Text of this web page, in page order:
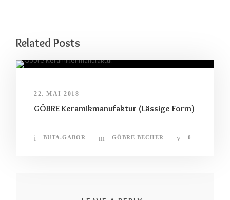
Related Posts
22. MAI 2018
GÖBRE Keramikmanufaktur (Lässige Form)
BUTA.GABOR GÖBRE BECHER 0